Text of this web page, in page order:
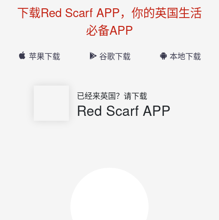
下载Red Scarf APP，你的英国生活
必备APP
苹果下载 谷歌下载 本地下载
已经来英国？请下载
Red Scarf APP